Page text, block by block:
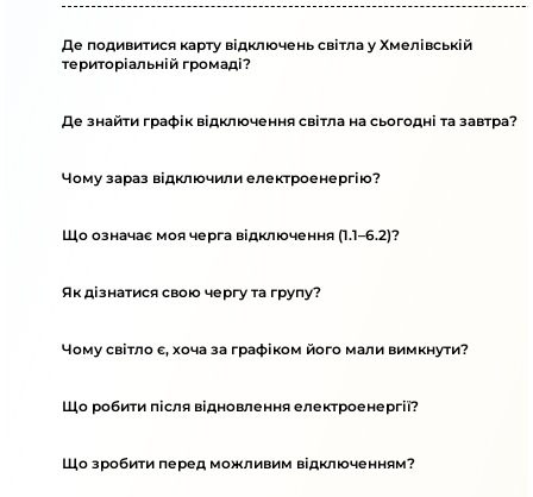
Де подивитися карту відключень світла у Хмелівській
територіальній громаді?
Де знайти графік відключення світла на сьогодні та завтра?
Чому зараз відключили електроенергію?
Що означає моя черга відключення (1.1–6.2)?
Як дізнатися свою чергу та групу?
Чому світло є, хоча за графіком його мали вимкнути?
Що робити після відновлення електроенергії?
Що зробити перед можливим відключенням?